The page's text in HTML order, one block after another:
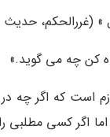
حدیث 10189)
کن چه می گوید.»
است که اگر چه
اگر کسی مطلبی